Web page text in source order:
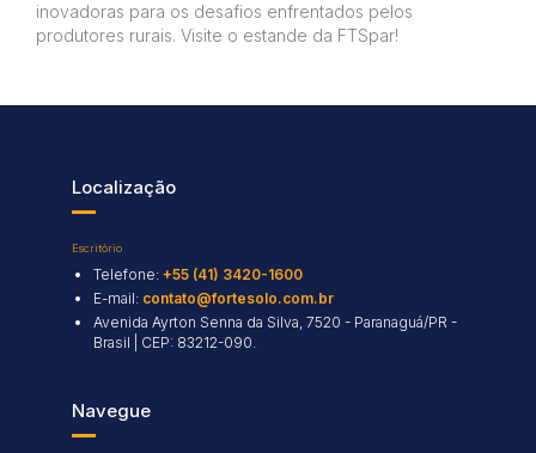
inovadoras para os desafios enfrentados pelos
produtores rurais. Visite o estande da FTSpar!
Localização
Escritório
Telefone: +55 (41) 3420-1600
E-mail: contato@fortesolo.com.br
Avenida Ayrton Senna da Silva, 7520 - Paranaguá/PR -
Brasil | CEP: 83212-090.
Navegue